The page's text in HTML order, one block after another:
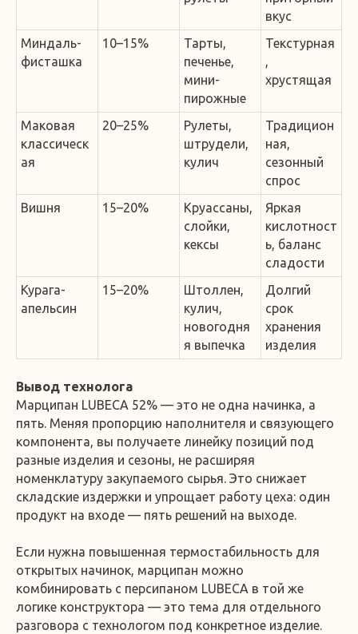
вкус
Миндаль-
фисташка
10–15%
Тарты,
печенье,
мини-
пирожные
Текстурная
,
хрустящая
Маковая
классическ
ая
20–25%
Рулеты,
штрудели,
кулич
Традицион
ная,
сезонный
спрос
Вишня
15–20%
Круассаны,
слойки,
кексы
Яркая
кислотност
ь, баланс
сладости
Курага-
апельсин
15–20%
Штоллен,
кулич,
новогодня
я выпечка
Долгий
срок
хранения
изделия
Вывод технолога
Марципан LUBECA 52% — это не одна начинка, а
пять. Меняя пропорцию наполнителя и связующего
компонента, вы получаете линейку позиций под
разные изделия и сезоны, не расширяя
номенклатуру закупаемого сырья. Это снижает
складские издержки и упрощает работу цеха: один
продукт на входе — пять решений на выходе.
Если нужна повышенная термостабильность для
открытых начинок, марципан можно
комбинировать с персипаном LUBECA в той же
логике конструктора — это тема для отдельного
разговора с технологом под конкретное изделие.